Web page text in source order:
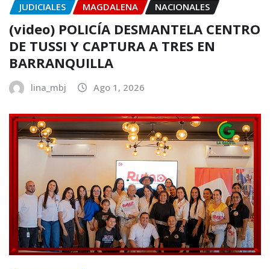
JUDICIALES MAGDALENA NACIONALES
(video) POLICÍA DESMANTELA CENTRO
DE TUSSI Y CAPTURA A TRES EN
BARRANQUILLA
lina_mbj Ago 1, 2026